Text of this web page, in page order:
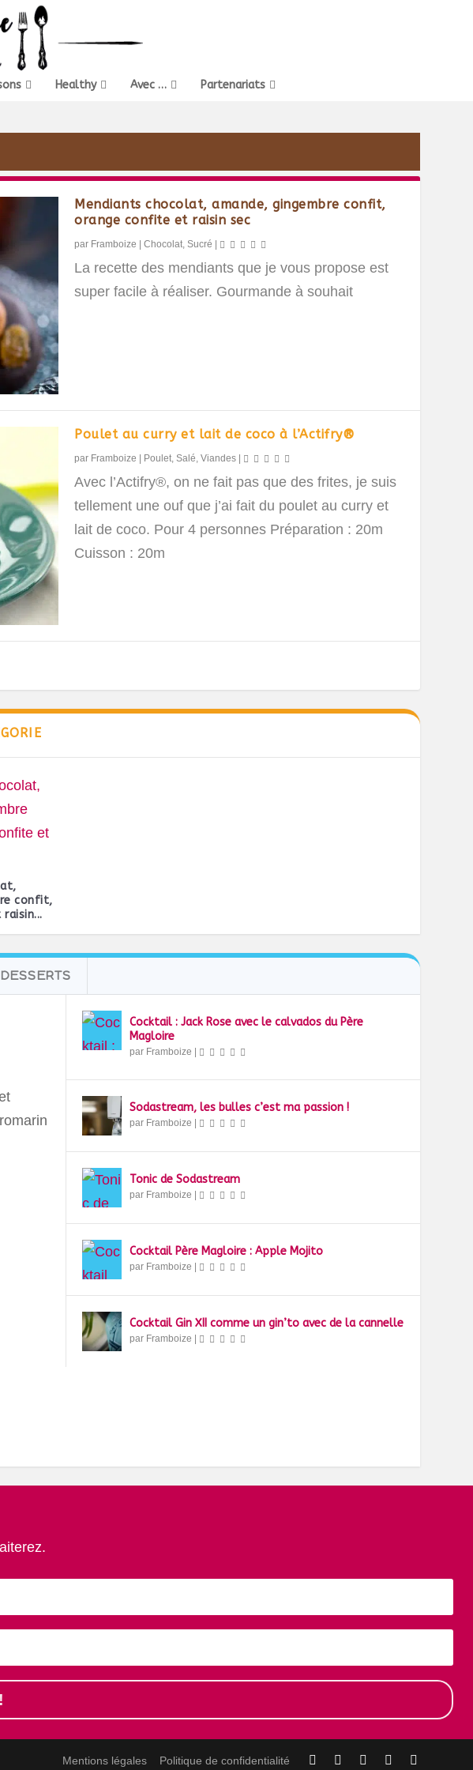
Healthy Avec … Partenariats
Mendiants chocolat, amande, gingembre confit,
orange confite et raisin sec
par Framboize |Chocolat,Sucré
La recette des mendiants que je vous propose est
super facile à réaliser. Gourmande à souhait
Poulet au curry et lait de coco à l’Actifry®
par Framboize Poulet,Salé,Viandes
Avec l’Actifry®, on ne fait pas que des frites, je suis
tellement une ouf que j’ai fait du poulet au curry et
lait de coco. Pour 4 personnes Préparation : 20m
Cuisson : 20m
confit,
DESSERTS
Cocktail : Jack Rose avec le calvados du Père
Magloire
par Framboize
Sodastream, les bulles c’est ma passion !
par Framboize
Tonic de Sodastream
par Framboize
Cocktail Père Magloire : Apple Mojito
par Framboize
Cocktail Gin XII comme un gin’to avec de la cannelle
par Framboize
Mentions légales Politique de confidentialité